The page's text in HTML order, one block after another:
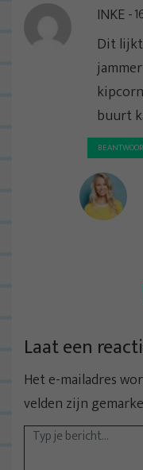
g
a
INKE
Dit
buurt
Laat een
Het e-mailadres
velden zijn